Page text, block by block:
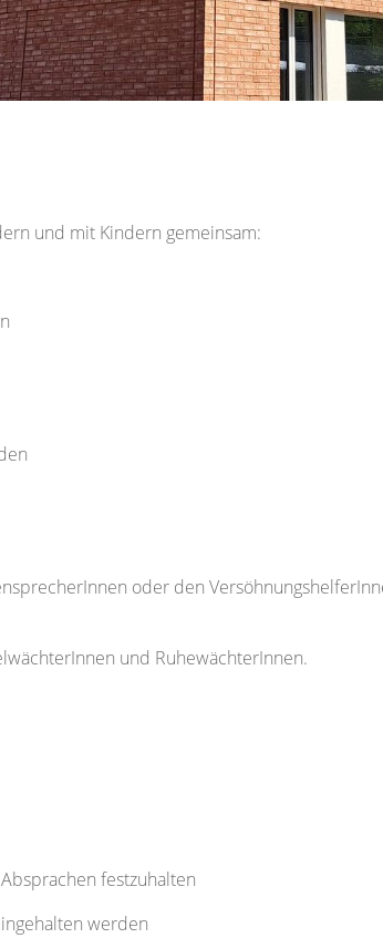
und mit Kindern gemeinsam:
oder den
und RuhewächterInnen.
festzuhalten
werden